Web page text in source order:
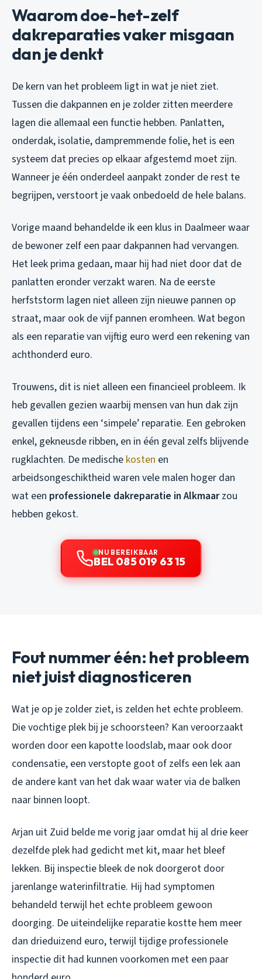
Waarom doe-het-zelf
dakreparaties vaker misgaan
dan je denkt
De kern van het probleem ligt in wat je niet ziet.
Tussen die dakpannen en je zolder zitten meerdere
lagen die allemaal een functie hebben. Panlatten,
onderdak, isolatie, dampremmende folie, het is een
systeem dat precies op elkaar afgestemd moet zijn.
Wanneer je één onderdeel aanpakt zonder de rest te
begrijpen, verstoort je vaak onbedoeld de hele balans.
Vorige maand behandelde ik een klus in Daalmeer waar
de bewoner zelf een paar dakpannen had vervangen.
Het leek prima gedaan, maar hij had niet door dat de
panlatten eronder verzakt waren. Na de eerste
herfststorm lagen niet alleen zijn nieuwe pannen op
straat, maar ook de vijf pannen eromheen. Wat begon
als een reparatie van vijftig euro werd een rekening van
achthonderd euro.
Trouwens, dit is niet alleen een financieel probleem. Ik
heb gevallen gezien waarbij mensen van hun dak zijn
gevallen tijdens een ‘simpele’ reparatie. Een gebroken
enkel, gekneusde ribben, en in één geval zelfs blijvende
rugklachten. De medische kosten en
arbeidsongeschiktheid waren vele malen hoger dan
wat een professionele dakreparatie in Alkmaarzou
hebben gekost.
NU BEREIKBAAR
BEL 085 019 63 15
Fout nummer één: het probleem
niet juist diagnosticeren
Wat je op je zolder ziet, is zelden het echte probleem.
Die vochtige plek bij je schoorsteen? Kan veroorzaakt
worden door een kapotte loodslab, maar ook door
condensatie, een verstopte goot of zelfs een lek aan
de andere kant van het dak waar water via de balken
naar binnen loopt.
Arjan uit Zuid belde me vorig jaar omdat hij al drie keer
dezelfde plek had gedicht met kit, maar het bleef
lekken. Bij inspectie bleek de nok doorgerot door
jarenlange waterinfiltratie. Hij had symptomen
behandeld terwijl het echte probleem gewoon
doorging. De uiteindelijke reparatie kostte hem meer
dan drieduizend euro, terwijl tijdige professionele
inspectie dit had kunnen voorkomen met een paar